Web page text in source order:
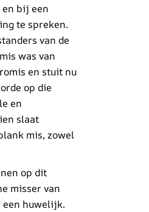
en bij een
te spreken.
van de
was van
en stuit nu
op die
en
slaat
mis, zowel
op dit
misser van
een huwelijk.